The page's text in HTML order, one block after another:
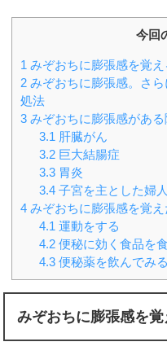
今回
1 みぞおちに膨張感を覚え
2 みぞおちに膨張感。さ
処法
3 みぞおちに膨張感があ
3.1 肝臓がん
3.2 巨大結腸症
3.3 胃炎
3.4 子宮を主とした婦
4 みぞおちに膨張感を覚
4.1 運動をする
4.2 便秘に効く食品を
4.3 便秘薬を飲んでみる
みぞおちに膨張感を覚